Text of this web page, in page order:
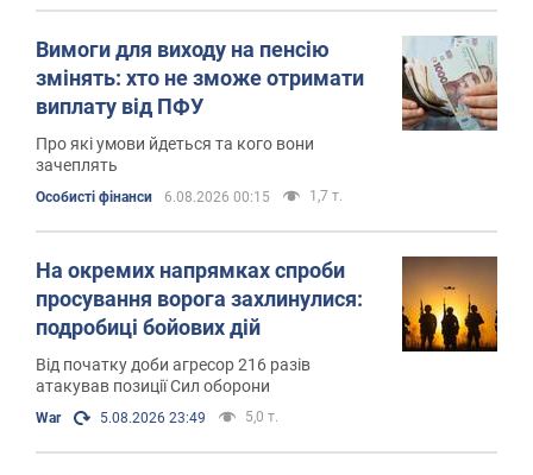
Вимоги для виходу на пенсію
змінять: хто не зможе отримати
виплату від ПФУ
Про які умови йдеться та кого вони
зачеплять
Особисті фінанси 6.08.2026 00:15 1,7 т.
На окремих напрямках спроби
просування ворога захлинулися:
подробиці бойових дій
Від початку доби агресор 216 разів
атакував позиції Сил оборони
War 5.08.2026 23:49 5,0 т.